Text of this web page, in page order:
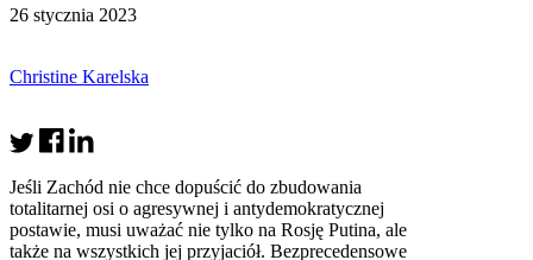
26 stycznia 2023
Christine Karelska
Jeśli Zachód nie chce dopuścić do zbudowania
totalitarnej osi o agresywnej i antydemokratycznej
postawie, musi uważać nie tylko na Rosję Putina, ale
także na wszystkich jej przyjaciół. Bezprecedensowe